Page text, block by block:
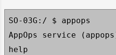
SO-03G:/ $ appops
AppOps service
help